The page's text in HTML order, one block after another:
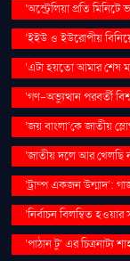
‘অস্ট্রেলিয়া প্রতি
‘ইইউ ও ইউরোপীয়
‘এটা হয়তো আমার শেষ
‘গণ–অভ্যুত্থান পরবর্তী
‘জয় বাংলা’কে জাতীয়
‘জাতীয় দলে আর খেলছি
‘ট্রাম্প একজন উন্মাদ’:
‘নির্বাচন বিলম্বিত
‘পাঠান টু’ এর